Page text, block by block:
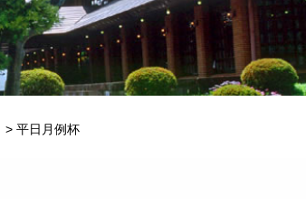
> 平日月例杯